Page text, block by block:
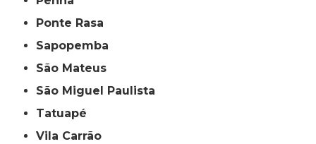
Ponte Rasa
Sapopemba
São Mateus
São Miguel Paulista
Tatuapé
Vila Carrão